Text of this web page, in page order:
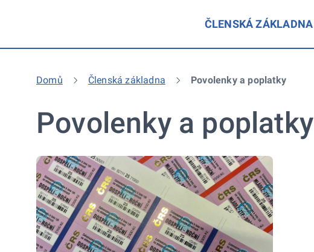
ČLENSKÁ ZÁKLADNA
Domů Členská základna Povolenky a poplatky
Povolenky a poplatky